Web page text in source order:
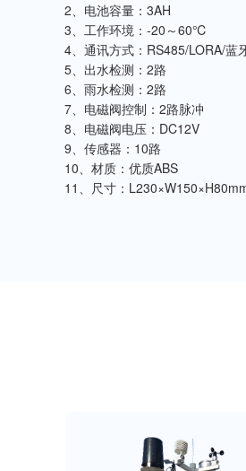
2、电池容量：3AH
3、工作环境：-20～60℃
4、通讯方式：RS485/LORA/蓝
5、出水检测：2路
6、雨水检测：2路
7、电磁阀控制：2路脉冲
8、电磁阀电压：DC12V
9、传感器：10路
10、材质：优质ABS
11、尺寸：